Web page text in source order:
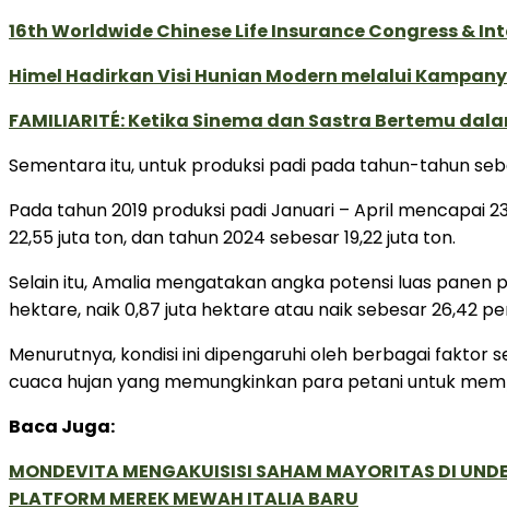
16th Worldwide Chinese Life Insurance Congress &
Himel Hadirkan Visi Hunian Modern melalui
FAMILIARITÉ: Ketika Sinema dan Sastra Bertemu
Sementara itu, untuk produksi padi pada tahun-tahun
Pada tahun 2019 produksi padi Januari – April mencapai
22,55 juta ton, dan tahun 2024 sebesar 19,22 juta ton.
Selain itu, Amalia mengatakan angka potensi luas panen
hektare, naik 0,87 juta hektare atau naik sebesar 26,42
Menurutnya, kondisi ini dipengaruhi oleh berbagai
cuaca hujan yang memungkinkan para petani untuk
Baca Juga:
MONDEVITA MENGAKUISISI SAHAM MAYORITAS DI
PLATFORM MEREK MEWAH ITALIA BARU